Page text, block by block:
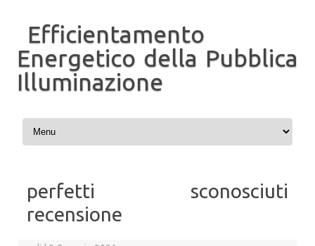
Efficientamento
Energetico della Pubblica
Illuminazione
Vai al contenuto
perfetti sconosciuti
recensione